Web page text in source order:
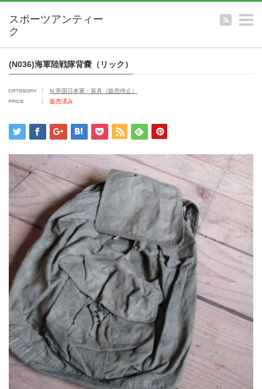
(N036)海軍陸戦隊背嚢（リック）
N.帝国日本軍・装具（販売停止）
販売済み